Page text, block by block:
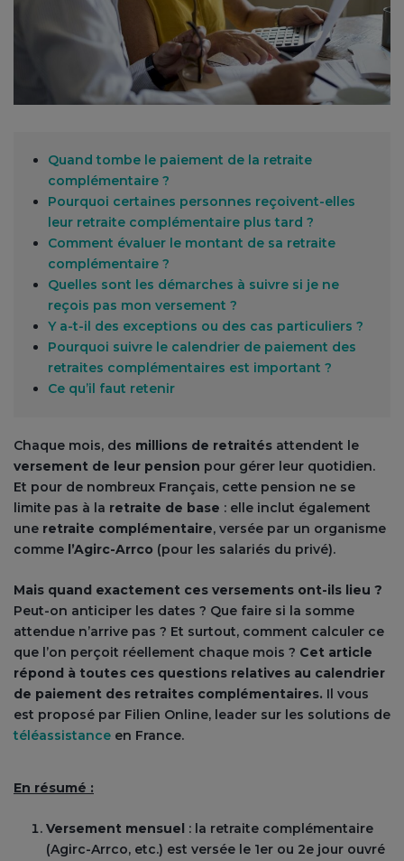
Quand tombe le paiement de la retraite
complémentaire ?
Pourquoi certaines personnes reçoivent-elles
leur retraite complémentaire plus tard ?
Comment évaluer le montant de sa retraite
complémentaire ?
Quelles sont les démarches à suivre si je ne
reçois pas mon versement ?
Y a-t-il des exceptions ou des cas particuliers ?
Pourquoi suivre le calendrier de paiement des
retraites complémentaires est important ?
Ce qu’il faut retenir
Chaque mois, des millions de retraités attendent le
versement de leur pension pour gérer leur quotidien.
Et pour de nombreux Français, cette pension ne se
limite pas à la retraite de base : elle inclut également
une retraite complémentaire, versée par un organisme
comme l’Agirc-Arrco (pour les salariés du privé).
Mais quand exactement ces versements ont-ils lieu ?
Peut-on anticiper les dates ? Que faire si la somme
attendue n’arrive pas ? Et surtout, comment calculer ce
que l’on perçoit réellement chaque mois ? Cet article
répond à toutes ces questions relatives au calendrier
de paiement des retraites complémentaires. Il vous
est proposé par Filien Online, leader sur les solutions de
téléassistance en France.
En résumé :
Versement mensuel : la retraite complémentaire
(Agirc-Arrco, etc.) est versée le 1er ou 2e jour ouvré